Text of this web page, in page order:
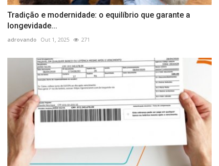
Tradição e modernidade: o equilíbrio que garante a
longevidade...
adrovando Out 1, 2025 271